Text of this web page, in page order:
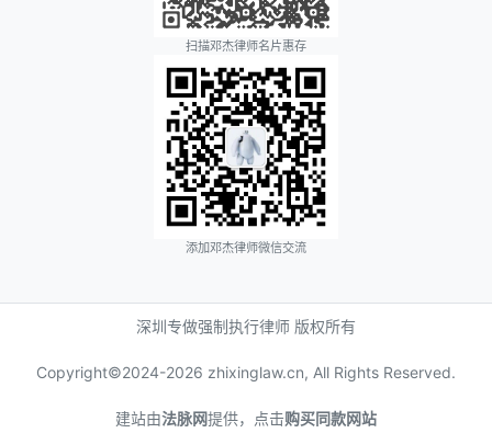
扫描邓杰律师名片惠存
添加邓杰律师微信交流
深圳专做强制执行律师 版权所有
Copyright©2024-2026 zhixinglaw.cn, All Rights Reserved.
建站由法脉网提供，点击购买同款网站